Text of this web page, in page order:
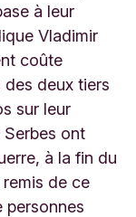
à leur
Vladimir
coûte
deux tiers
sur leur
Serbes ont
à la fin du
de ce
personnes